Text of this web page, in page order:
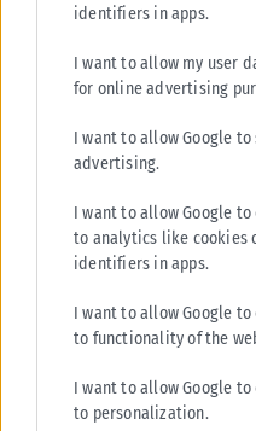
identifiers in apps.
I want to allow my user
for online advertising
I want to allow Google
advertising.
I want to allow Google
to analytics like cookies
identifiers in apps.
I want to allow Google
to functionality of the
I want to allow Google
to personalization.